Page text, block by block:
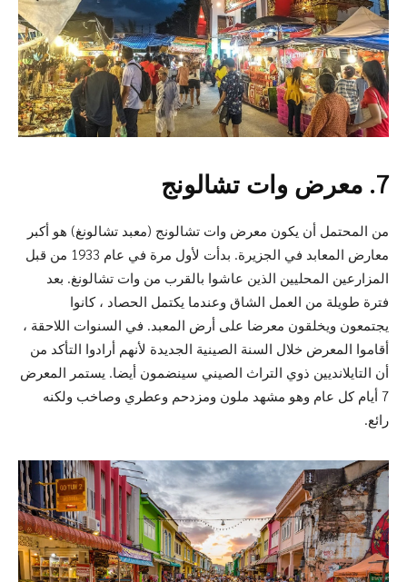
7. معرض وات تشالونج
من المحتمل أن يكون معرض وات تشالونج (معبد تشالونغ) هو أكبر
معارض المعابد في الجزيرة. بدأت لأول مرة في عام 1933 من قبل
المزارعين المحليين الذين عاشوا بالقرب من وات تشالونغ. بعد
فترة طويلة من العمل الشاق وعندما يكتمل الحصاد ، كانوا
يجتمعون ويخلقون معرضا على أرض المعبد. في السنوات اللاحقة ،
أقاموا المعرض خلال السنة الصينية الجديدة لأنهم أرادوا التأكد من
أن التايلانديين ذوي التراث الصيني سينضمون أيضا. يستمر المعرض
7 أيام كل عام وهو مشهد ملون ومزدحم وعطري وصاخب ولكنه
رائع.